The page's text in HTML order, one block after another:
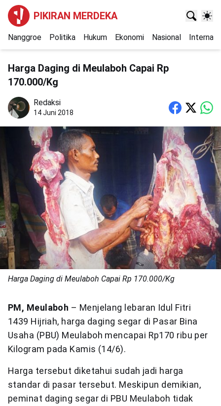
PIKIRAN MERDEKA
Nanggroe Politika Hukum Ekonomi Nasional
Harga Daging di Meulaboh Capai Rp
170.000/Kg
Redaksi
14 Juni 2018
Harga Daging di Meulaboh Capai Rp 170.000/Kg
PM, Meulaboh – Menjelang lebaran Idul Fitri
1439 Hijriah, harga daging segar di Pasar Bina
Usaha (PBU) Meulaboh mencapai Rp170 ribu per
Kilogram pada Kamis (14/6).
Harga tersebut diketahui sudah jadi harga
standar di pasar tersebut. Meskipun demikian,
peminat daging segar di PBU Meulaboh tidak